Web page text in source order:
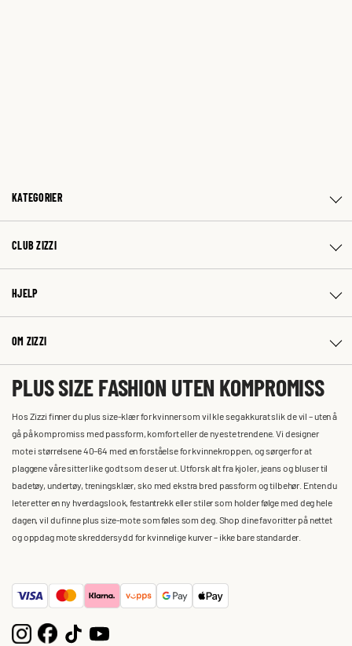
KATEGORIER
CLUB ZIZZI
HJELP
OM ZIZZI
PLUS SIZE FASHION UTEN KOMPROMISS
Hos Zizzi finner du plus size-klær for kvinner som vil kle seg akkurat slik de vil – uten å
gå på kompromiss med passform, komfort eller de nyeste trendene. Vi designer
mote i størrelsene 40–64 med en forståelse for kvinnekroppen, og sørger for at
plaggene våre sitter like godt som de ser ut. Utforsk alt fra kjoler, jeans og bluser til
badetøy, undertøy, treningsklær, sko med ekstra bred passform og tilbehør. Enten du
leter etter en ny hverdagslook, festantrekk eller stiler som holder følge med deg hele
dagen, vil du finne plus size-mote som føles som deg. Shop dine favoritter på nettet
og oppdag mote skreddersydd for kvinnelige kurver – ikke bare standarder.